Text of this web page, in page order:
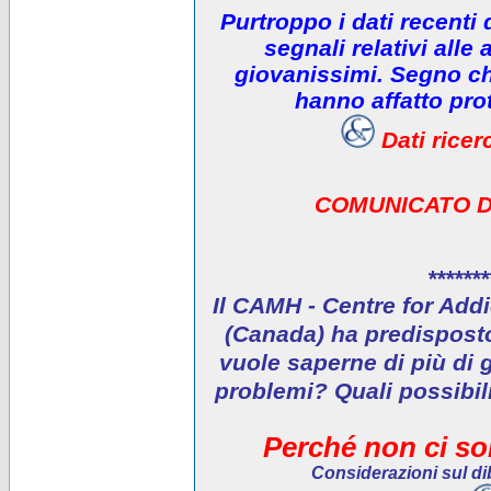
Purtroppo i dati recenti
segnali relativi alle
giovanissimi. Segno
hanno affatto
Dati
COMUNICATO
Il CAMH - Centre for
(Canada) ha
vuole saperne di più di
problemi? Quali
Perché non ci
Considerazioni sul